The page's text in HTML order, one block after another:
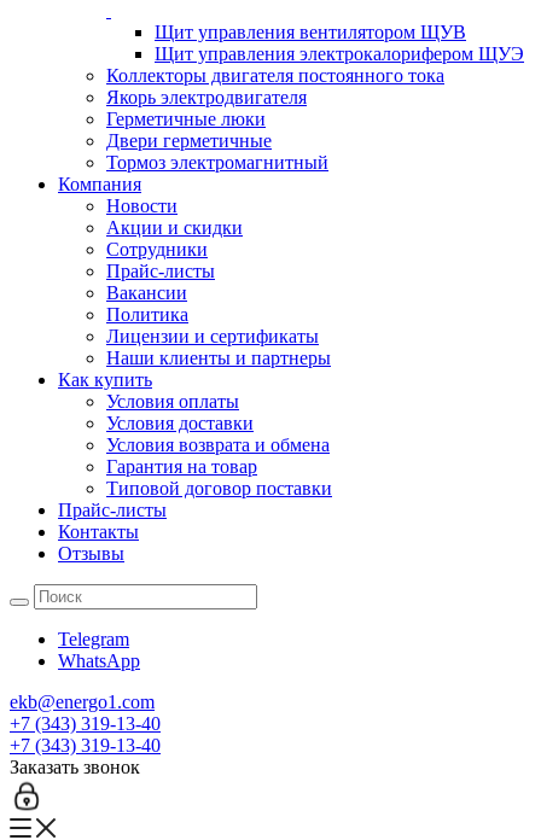
Щит управления вентилятором ЩУВ
Щит управления электрокалорифером ЩУЭ
Коллекторы двигателя постоянного тока
Якорь электродвигателя
Герметичные люки
Двери герметичные
Тормоз электромагнитный
Компания
Новости
Акции и скидки
Сотрудники
Прайс-листы
Вакансии
Политика
Лицензии и сертификаты
Наши клиенты и партнеры
Как купить
Условия оплаты
Условия доставки
Условия возврата и обмена
Гарантия на товар
Типовой договор поставки
Прайс-листы
Контакты
Отзывы
Telegram
WhatsApp
ekb@energo1.com
+7 (343) 319-13-40
+7 (343) 319-13-40
Заказать звонок